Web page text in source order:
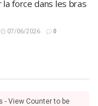
force dans les bras
07/06/2026 0
- View Counter to be